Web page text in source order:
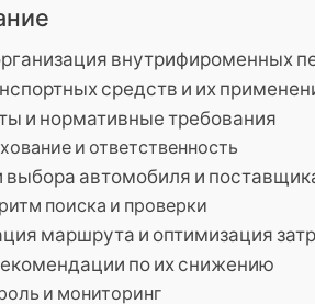
внутрифироменных
средств и их
и нормативные требования
и ответственность
выбора автомобиля и
поиска и проверки
маршрута и оптимизация
по их снижению
и мониторинг